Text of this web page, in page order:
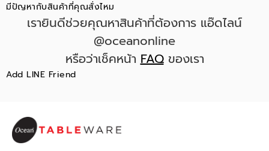
มีปัญหากับสินค้าที่คุณสั่งไหม
เรายินดีช่วยคุณหาสินค้าที่ต้องการ แอ๊ดไลน์
@oceanonline
หรือว่าเช็คหน้าFAQของเรา
Add LINE Friend